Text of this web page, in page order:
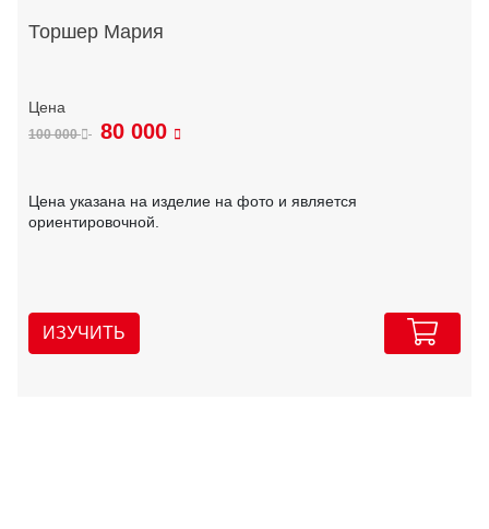
Торшер Мария
100 000 80 000
Цена указана на изделие на фото и является
ориентировочной.
ИЗУЧИТЬ